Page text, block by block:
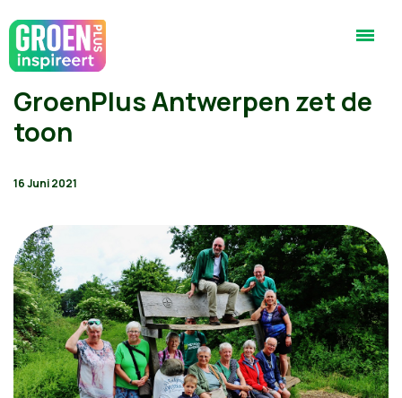
GroenPlus Antwerpen zet de
toon
16 Juni 2021